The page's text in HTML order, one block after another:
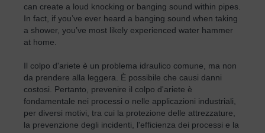
can create a loud knocking or banging sound within pipes.
In fact, if you’ve ever heard a banging sound when taking
a shower, you’ve most likely experienced water hammer
at home.
Il colpo d'ariete è un problema idraulico comune, ma non
da prendere alla leggera. È possibile che causi danni
costosi. Pertanto, prevenire il colpo d'ariete è
fondamentale nei processi o nelle applicazioni industriali,
per diversi motivi, tra cui la protezione delle attrezzature,
la prevenzione degli incidenti, l'efficienza dei processi e la